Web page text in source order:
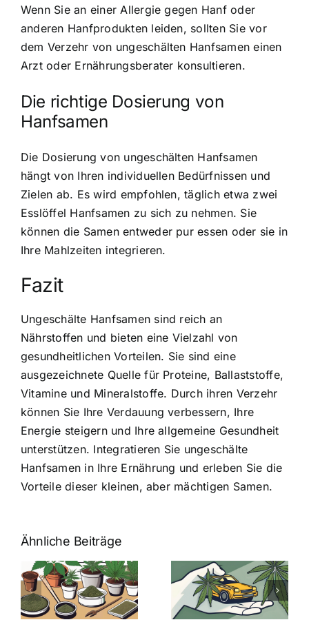
Wenn Sie an einer Allergie gegen Hanf oder
anderen Hanfprodukten leiden, sollten Sie vor
dem Verzehr von ungeschälten Hanfsamen einen
Arzt oder Ernährungsberater konsultieren.
Die richtige Dosierung von
Hanfsamen
Die Dosierung von ungeschälten Hanfsamen
hängt von Ihren individuellen Bedürfnissen und
Zielen ab. Es wird empfohlen, täglich etwa zwei
Esslöffel Hanfsamen zu sich zu nehmen. Sie
können die Samen entweder pur essen oder sie in
Ihre Mahlzeiten integrieren.
Fazit
Ungeschälte Hanfsamen sind reich an
Nährstoffen und bieten eine Vielzahl von
gesundheitlichen Vorteilen. Sie sind eine
ausgezeichnete Quelle für Proteine, Ballaststoffe,
Vitamine und Mineralstoffe. Durch ihren Verzehr
können Sie Ihre Verdauung verbessern, Ihre
Energie steigern und Ihre allgemeine Gesundheit
unterstützen. Integratieren Sie ungeschälte
Hanfsamen in Ihre Ernährung und erleben Sie die
Vorteile dieser kleinen, aber mächtigen Samen.
Ähnliche Beiträge
Neue THC-
Grenzwert-
Regelung:
Was Sie über
Cannabis und
Cannabis
Samen
kaufen: Alles
was Sie